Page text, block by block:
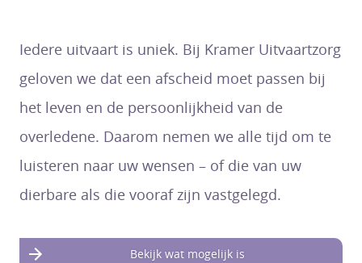
Iedere uitvaart is uniek. Bij Kramer Uitvaartzorg
geloven we dat een afscheid moet passen bij
het leven en de persoonlijkheid van de
overledene. Daarom nemen we alle tijd om te
luisteren naar uw wensen – of die van uw
dierbare als die vooraf zijn vastgelegd.
Bekijk wat mogelijk is